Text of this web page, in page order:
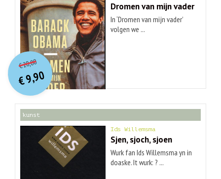
Dromen van mijn vader
In ‘Dromen van mijn vader’
volgen we ...
€20,00O
orspr
onkelijke
prijs
was:
€ 20,00.
€9,90
Huidige
prijs
is:
€ 9,90.
kunst
Ids Willemsma
Sjen, sjoch, sjoen
Wurk fan Ids Willemsma yn in
doaske. It wurk: ? ...